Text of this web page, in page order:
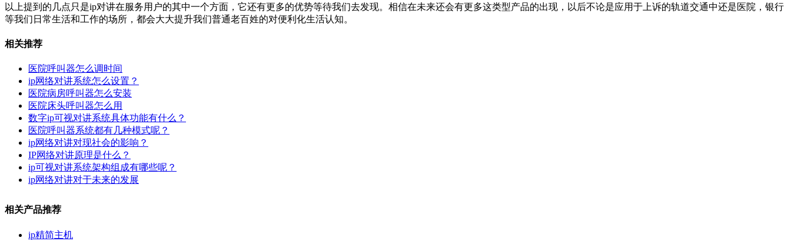
以上提到的几点只是ip对讲在服务用户的其中一个方面，它还有更多的优势等待我们去发现。相信在未来还会有更多这类型产品的出现，以后不论是应用于上诉的轨道交通中还是医院，银行
等我们日常生活和工作的场所，都会大大提升我们普通老百姓的对便利化生活认知。
相关推荐
医院呼叫器怎么调时间
ip网络对讲系统怎么设置？
医院病房呼叫器怎么安装
医院床头呼叫器怎么用
数字ip可视对讲系统具体功能有什么？
医院呼叫器系统都有几种模式呢？
ip网络对讲对现社会的影响？
IP网络对讲原理是什么？
ip可视对讲系统架构组成有哪些呢？
ip网络对讲对于未来的发展
相关产品推荐
ip精简主机